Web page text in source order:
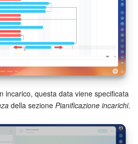
per HR
incarico, questa data viene specificata
della sezione Pianificazione incarichi.